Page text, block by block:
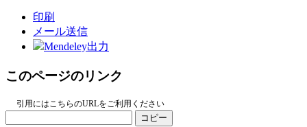
印刷
メール送信
Mendeley出力
このページのリンク
引用にはこちらのURLをご利用ください
コピー